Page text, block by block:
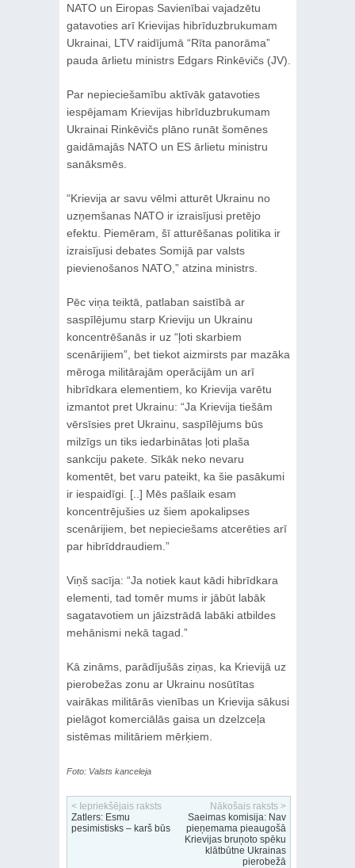
NATO un Eiropas Savienībai vajadzētu
gatavoties arī Krievijas hibrīduzbrukumam
Ukrainai, LTV raidījumā “Rīta panorāma”
pauda ārlietu ministrs Edgars Rinkēvičs (JV).
Par nepieciešamību aktīvāk gatavoties
iespējamam Krievijas hibrīduzbrukumam
Ukrainai Rinkēvičs plāno runāt šomēnes
gaidāmajās NATO un ES ārlietu ministru
sanāksmēs.
“Krievija ar savu vēlmi atturēt Ukrainu no
uzņemšanas NATO ir izraisījusi pretējo
efektu. Piemēram, šī atturēšanas politika ir
izraisījusi debates Somijā par valsts
pievienošanos NATO,” atzina ministrs.
Pēc viņa teiktā, patlaban saistībā ar
saspīlējumu starp Krieviju un Ukrainu
koncentrēšanās ir uz “ļoti skarbiem
scenārijiem”, bet tiekot aizmirsts par mazāka
mēroga militārajām operācijām un arī
hibrīdkara elementiem, ko Krievija varētu
izmantot pret Ukrainu: “Ja Krievija tiešām
vērsīsies pret Ukrainu, saspīlējums būs
milzīgs un tiks iedarbinātas ļoti plaša
sankciju pakete. Sīkāk neko nevaru
komentēt, bet varu pateikt, ka šie pasākumi
ir iespaidīgi. [..] Mēs pašlaik esam
koncentrējušies uz šiem apokalipses
scenārijiem, bet nepieciešams atcerēties arī
par hibrīddraudiem.”
Viņš sacīja: “Ja notiek kaut kādi hibrīdkara
elementi, tad tomēr mums ir jābūt labāk
sagatavotiem un jāizstrādā labāki atbildes
mehānismi nekā tagad.”
Kā zināms, parādījušās ziņas, ka Krievijā uz
pierobežas zonu ar Ukrainu nosūtītas
vairākas militārās vienības un Krievija sākusi
pielāgot komerciālās gaisa un dzelzceļa
sistēmas militāriem mērķiem.
Foto: Valsts kanceleja
< Iepriekšējais raksts
Zatlers: Esmu
pesimistisks – karš būs
Nākošais raksts >
Saeimas komisija: Nav
pieņemama pieaugošā
Krievijas bruņoto spēku
klātbūtne Ukrainas
pierobežā